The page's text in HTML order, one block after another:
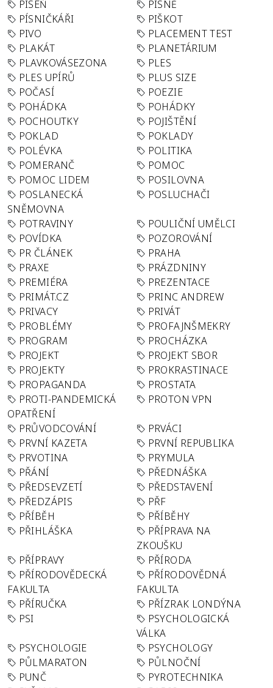
PÍSEŇ
PÍSNĚ
PÍSNIČKÁŘI
PIŠKOT
PIVO
PLACEMENT TEST
PLAKÁT
PLANETÁRIUM
PLAVKOVÁSEZONA
PLES
PLES UPÍRŮ
PLUS SIZE
POČASÍ
POEZIE
POHÁDKA
POHÁDKY
POCHOUTKY
POJIŠTĚNÍ
POKLAD
POKLADY
POLÉVKA
POLITIKA
POMERANČ
POMOC
POMOC LIDEM
POSILOVNA
POSLANECKÁ
SNĚMOVNA
POSLUCHAČI
POTRAVINY
POULIČNÍ UMĚLCI
POVÍDKA
POZOROVÁNÍ
PR ČLÁNEK
PRAHA
PRAXE
PRÁZDNINY
PREMIÉRA
PREZENTACE
PRIMÁT.CZ
PRINC ANDREW
PRIVACY
PRIVÁT
PROBLÉMY
PROFAJNŠMEKRY
PROGRAM
PROCHÁZKA
PROJEKT
PROJEKT SBOR
PROJEKTY
PROKRASTINACE
PROPAGANDA
PROSTATA
PROTI-PANDEMICKÁ
OPATŘENÍ
PROTON VPN
PRŮVODCOVÁNÍ
PRVÁCI
PRVNÍ KAZETA
PRVNÍ REPUBLIKA
PRVOTINA
PRYMULA
PŘÁNÍ
PŘEDNÁŠKA
PŘEDSEVZETÍ
PŘEDSTAVENÍ
PŘEDZÁPIS
PŘF
PŘÍBĚH
PŘÍBĚHY
PŘIHLÁŠKA
PŘÍPRAVA NA
ZKOUŠKU
PŘÍPRAVY
PŘÍRODA
PŘÍRODOVĚDECKÁ
FAKULTA
PŘÍRODOVĚDNÁ
FAKULTA
PŘÍRUČKA
PŘÍZRAK LONDÝNA
PSI
PSYCHOLOGICKÁ
VÁLKA
PSYCHOLOGIE
PSYCHOLOGY
PŮLMARATON
PŮLNOČNÍ
PUNČ
PYROTECHNIKA